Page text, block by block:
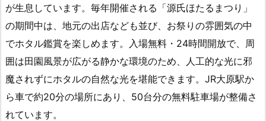
が生息しています。毎年開催される「源氏ほたるまつり」
の期間中は、地元の出店なども並び、お祭りの雰囲気の中
でホタル鑑賞を楽しめます。入場無料・24時間開放で、周
囲は田園風景が広がる静かな環境のため、人工的な光に邪
魔されずにホタルの自然な光を堪能できます。JR大原駅か
ら車で約20分の場所にあり、50台分の無料駐車場が整備さ
れています。